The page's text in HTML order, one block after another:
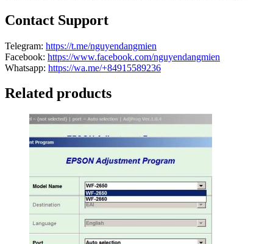
Contact Support
Telegram: https://t.me/nguyendangmien
Facebook: https://www.facebook.com/nguyendangmien
Whatsapp: https://wa.me/+84915589236
Related products